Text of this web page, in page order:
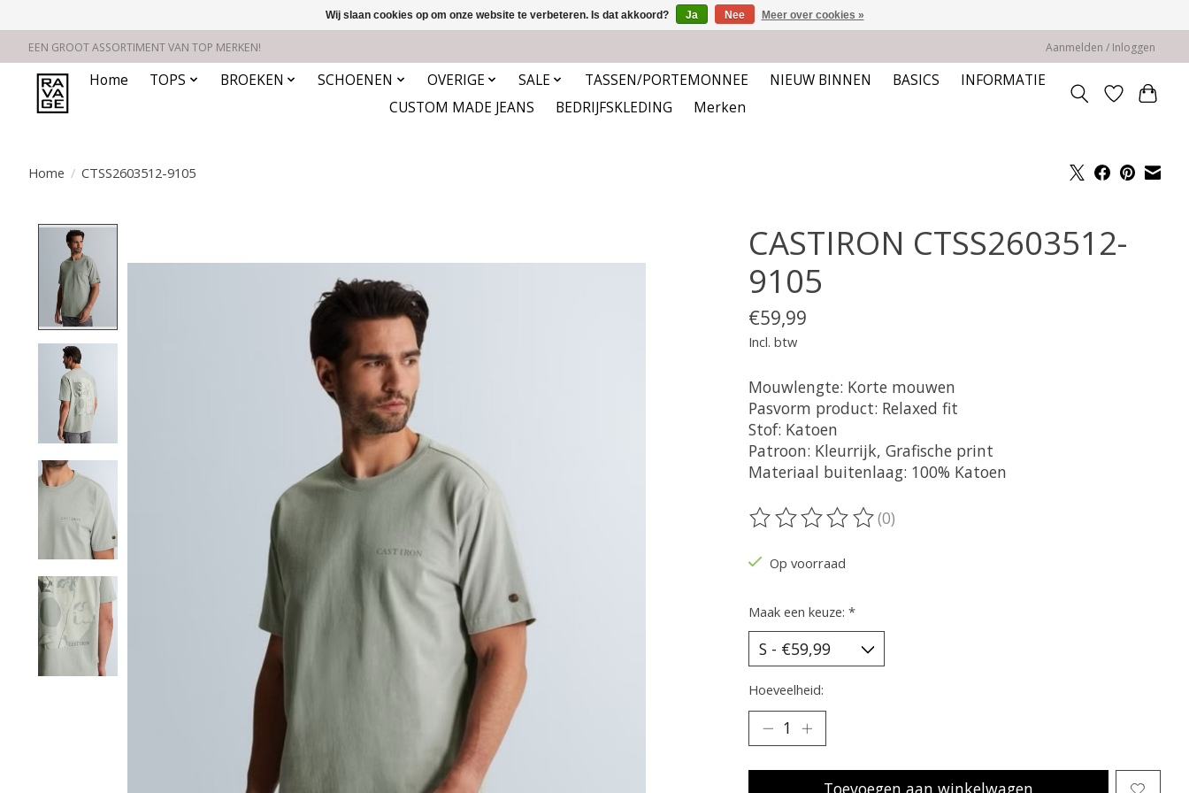
EEN GROOT ASSORTIMENT VAN TOP MERKEN! Aanmelden / Inloggen
Home TOPS BROEKEN SCHOENEN OVERIGE SALE TASSEN/PORTEMONNEE NIEUW BINNEN BASICS
INFORMATIE
CUSTOM MADE JEANS
BEDRIJFSKLEDING Merken
Home / CTSS2603512-9105
CASTIRON CTSS2603512-
9105
€59,99
Incl. btw
Mouwlengte: Korte mouwen
Pasvorm product: Relaxed fit
Stof: Katoen
Patroon: Kleurrijk, Grafische print
Materiaal buitenlaag: 100% Katoen
De beoordeling van dit product is
(0)
Op voorraad
Maak een keuze: *
Hoeveelheid:
Toevoegen aan winkelwagen
Wij slaan cookies op om onze website te verbeteren. Is dat akkoord? Ja Nee Meer over cookies »